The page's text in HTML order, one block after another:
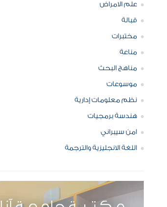
علم الامراض
قبالة
مختبرات
مناعة
مناهج البحث
موسوعات
نظم معلومات إدارية
هندسة برمجيات
امن سيبراني
اللغة الانجليزية والترجمة